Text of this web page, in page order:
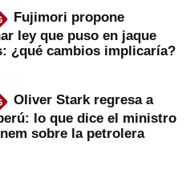
Fujimori propone
ley que puso en jaque
¿qué cambios implicaría?
Oliver Stark regresa a
lo que dice el ministro
sobre la petrolera